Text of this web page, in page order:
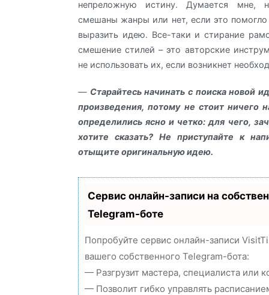
непреложную истину. Думается мне,
смешаны жанры или нет, если это
выразить идею. Все-таки и стирание
смешение стилей – это авторские
не использовать их, если возникнет
— Старайтесь начинать с поиска новой
произведения, потому не стоит ничего
определились ясно и четко: для чего,
хотите сказать? Не приступайте к
отыщите оригинальную идею.
Сервис онлайн-записи на
Telegram-боте
Попробуйте сервис онлайн-записи
вашего собственного Telegram-бота:
— Разгрузит мастера, специалиста или
— Позволит гибко управлять